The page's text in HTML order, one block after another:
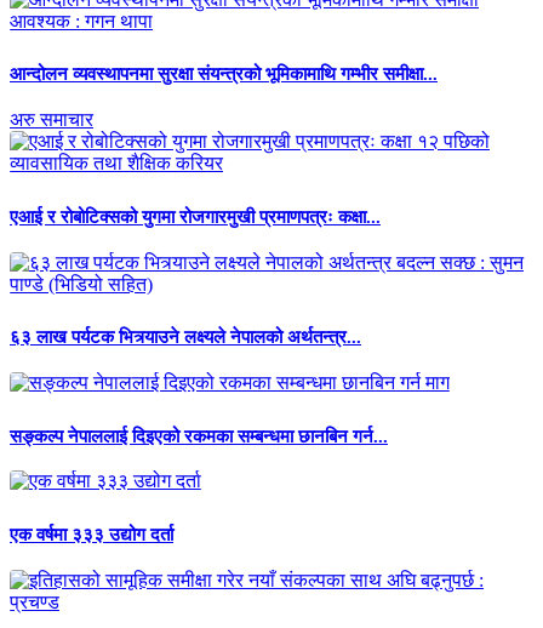
आन्दोलन व्यवस्थापनमा सुरक्षा संयन्त्रको भूमिकामाथि गम्भीर समीक्षा...
अरु समाचार
एआई र रोबोटिक्सको युगमा रोजगारमुखी प्रमाणपत्रः कक्षा...
६३ लाख पर्यटक भित्र्याउने लक्ष्यले नेपालको अर्थतन्त्र...
सङ्कल्प नेपाललाई दिइएको रकमका सम्बन्धमा छानबिन गर्न...
एक वर्षमा ३३३ उद्योग दर्ता